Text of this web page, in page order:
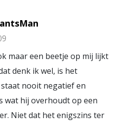
maar een beetje op mij lijkt
denk ik wel, is het
nooit negatief en
wat hij overhoudt op een
Niet dat het enigszins ter